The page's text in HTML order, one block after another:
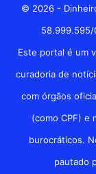
© 2026 -
58.999.595/
Este portal é um
curadoria de
com órgãos
(como CPF) e
burocráticos.
pautado